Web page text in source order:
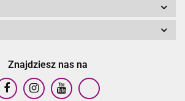
Znajdziesz nas na